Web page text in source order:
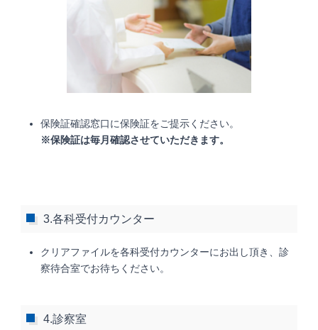
保険証確認窓口に保険証をご提示ください。
※保険証は毎月確認させていただきます。
3.各科受付カウンター
クリアファイルを各科受付カウンターにお出し頂き、診
察待合室でお待ちください。
4.診察室